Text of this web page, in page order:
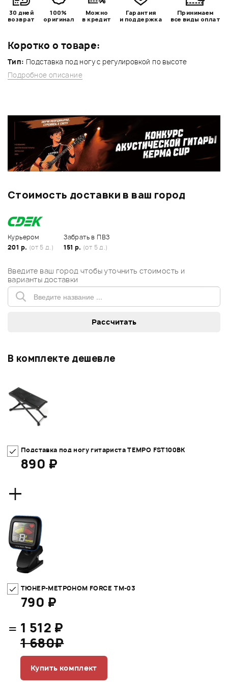
Коротко о товаре:
Тип: Подставка под ногу с регулировкой по высоте
Подробное описание
30 дней
возврат
100%
оригинал
Можно
в кредит
Гарантия
и поддержка
Принимаем
все виды оплат
Стоимость доставки в ваш город
Курьером
201 р. (от 5 д.)
Забрать в ПВЗ
151 р. (от 5 д.)
Введите ваш город чтобы уточнить стоимость и
варианты доставки
В комплекте дешевле
Подставка под ногу гитариста TEMPO FST100BK
890 ₽
+
ТЮНЕР-МЕТРОНОМ FORCE TM-03
790 ₽
= 1 512 ₽
1 680₽
Купить комплект